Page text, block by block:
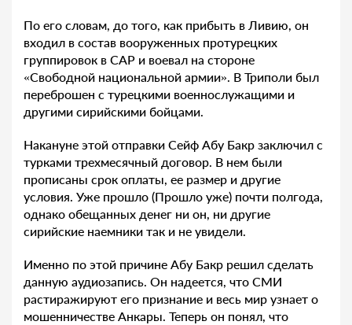
По его словам, до того, как прибыть в Ливию, он
входил в состав вооруженных протурецких
группировок в САР и воевал на стороне
«Свободной национальной армии». В Триполи был
переброшен с турецкими военнослужащими и
другими сирийскими бойцами.
Накануне этой отправки Сейф Абу Бакр заключил с
турками трехмесячный договор. В нем были
прописаны срок оплаты, ее размер и другие
условия. Уже прошло (Прошло уже) почти полгода,
однако обещанных денег ни он, ни другие
сирийские наемники так и не увидели.
Именно по этой причине Абу Бакр решил сделать
данную аудиозапись. Он надеется, что СМИ
растиражируют его признание и весь мир узнает о
мошенничестве Анкары. Теперь он понял, что